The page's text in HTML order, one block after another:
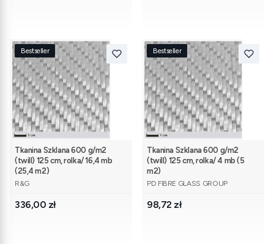
Bestseller
Tkanina Szklana 600 g/m2
(twill) 125 cm, rolka/ 16,4 mb
(25,4 m2)
PRODUCENT
R&G
Cena
336,00 zł
Bestseller
Tkanina Szklana 600 g/m2
(twill) 125 cm, rolka/ 4 mb (5
m2)
PRODUCENT
PD FIBRE GLASS GROUP
Cena
98,72 zł